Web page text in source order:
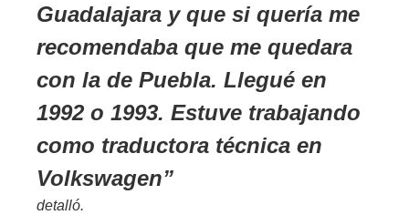
Guadalajara y que si quería me
recomendaba que me quedara
con la de Puebla. Llegué en
1992 o 1993. Estuve trabajando
como traductora técnica en
Volkswagen
detalló.